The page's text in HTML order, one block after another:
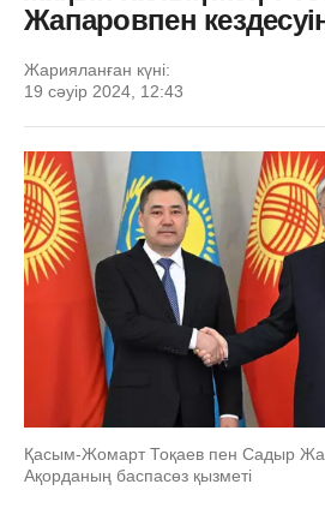
Жапаровпен
Жарияланған күні:
19 сәуір 2024, 12:43
Қасым-Жомарт Тоқаев пен Садыр
Ақорданың баспасөз қызметі